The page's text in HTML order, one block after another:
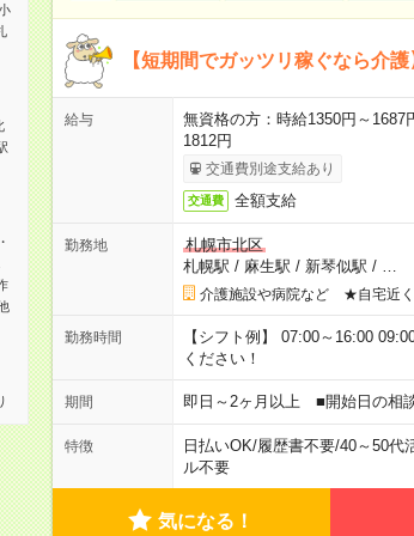
【短期間でガッツリ稼ぐなら介
給与
無資格の方：時給1350円～1687
1812円
交通費別途支給あり
交通費 全額支給
勤務地
札幌市北区
札幌駅 / 麻生駅 / 新琴似駅 /
介護施設や病院など ★自宅近く
勤務時間
【シフト例】 07:00～16:00
ください！
期間 即日～2ヶ月以上 ■開始日の相
特徴 日払いOK/履歴書不要/40～50代
ル不要
気になる！